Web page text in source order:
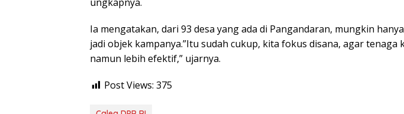
Ia mengatakan, dari 93 desa yang ada di Pangandaran, mungkin
jadi objek kampanya.”Itu sudah cukup, kita fokus disana, agar
namun lebih efektif,” ujarnya.
Post Views: 375